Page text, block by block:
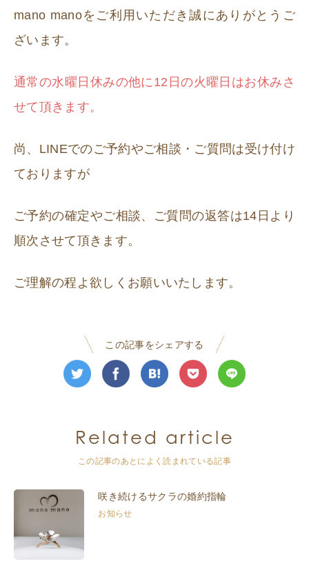
mano manoをご利用いただき誠にありがとうご
ざいます。
通常の水曜日休みの他に12日の火曜日はお休みさ
せて頂きます。
尚、LINEでのご予約やご相談・ご質問は受け付け
ておりますが
ご予約の確定やご相談、ご質問の返答は14日より
順次させて頂きます。
ご理解の程よ欲しくお願いいたします。
この記事をシェアする
Related article
この記事のあとによく読まれている記事
咲き続けるサクラの婚約指輪
お知らせ